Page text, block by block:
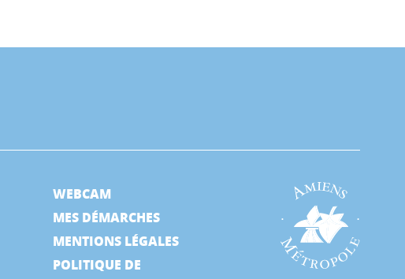
WEBCAM
MES DÉMARCHES
MENTIONS LÉGALES
POLITIQUE DE